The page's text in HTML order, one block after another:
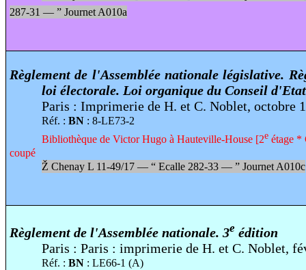
287-31 — ”Journet A010a
Règlement de l'Assemblée nationale législative.
loi électorale. Loi organique du Conseil d'Etat
Paris : Imprimerie de H. et C. Noblet, octobre
Réf. : BN: 8-LE73-2
Bibliothèque de Victor Hugo à Hauteville-House [2eétage *
coupé
Ž Chenay L 11-49/17 — “Ecalle 282-33 — ”Journet A010c
Règlement de l'Assemblée nationale. 3e édition
Paris : Paris : imprimerie de H. et C. Noblet,
Réf. : BN: LE66-1 (A)